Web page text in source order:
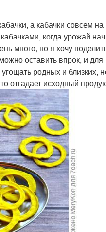
а кабачки совсем на
когда урожай
много, но я хочу
оставить впрок, и для
родных и близких,
отгадает исходный